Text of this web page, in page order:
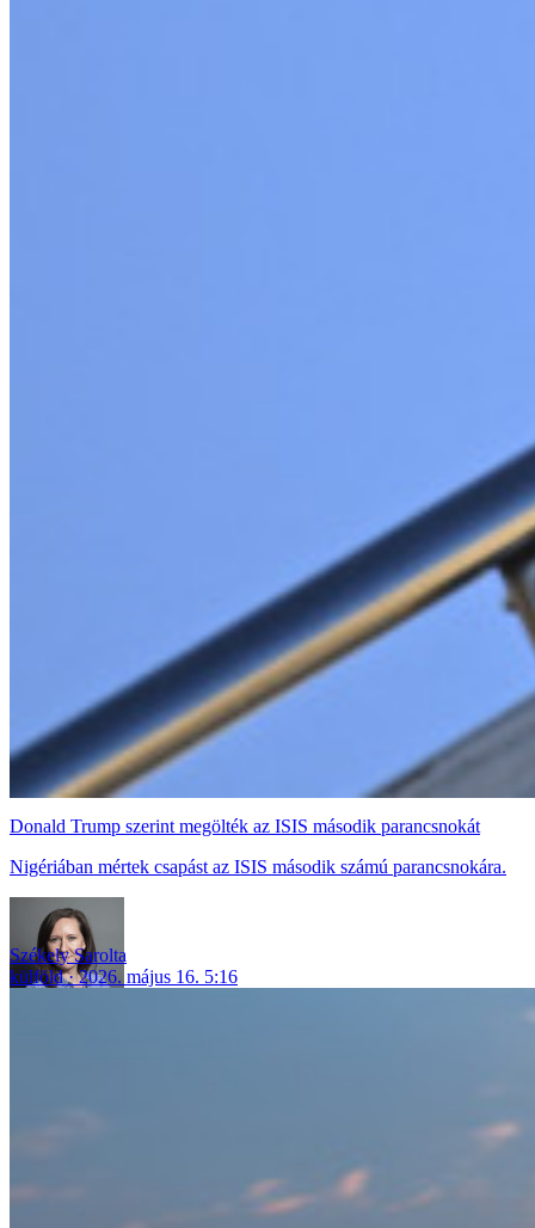
Donald Trump szerint megölték az ISIS második parancsnokát
Nigériában mértek csapást az ISIS második számú parancsnokára.
Székely Sarolta
külföld
2026. május 16. 5:16